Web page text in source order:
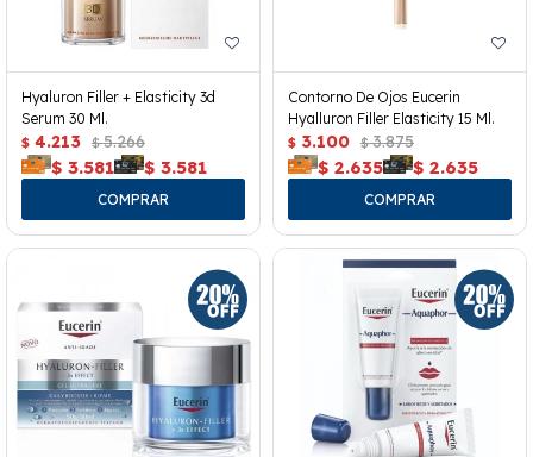
Hyaluron Filler + Elasticity 3d
Serum 30 Ml.
$ 4.213 $ 5.266
$ 3.581 $ 3.581
Contorno De Ojos Eucerin
Hyalluron Filler Elasticity 15 Ml.
$ 3.100 $ 3.875
$ 2.635 $ 2.635